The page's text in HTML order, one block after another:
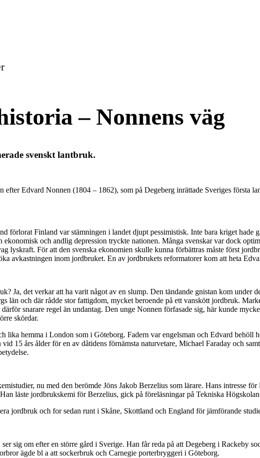
– Nonnens väg
svenskt lantbruk.
Edvard Nonnen (1804 – 1862), som på Degeberg inrättade Sveriges första
förlorat Finland var stämningen i landet djupt pessimistisk. Inte bara kriget hade
och andlig depression tryckte nationen. Många svenskar var dock
lyskraft. För att den svenska ekonomien skulle kunna förbättras måste först
avkastningen inom jordbruket. En av jordbrukets reformatorer kom att heta
Ja, det verkar att ha varit något av en slump. Den tändande gnistan kom under
län och där rådde stor fattigdom, mycket beroende på ett vanskött jordbruk.
snarare regel än undantag. Den unge Nonnen förfasade sig, här kunde
skördar.
lika hemma i London som i Göteborg. Fadern var engelsman och Edvard behöll
15 års ålder för en av dåtidens förnämsta naturvetare, Michael Faraday och
nu med den berömde Jöns Jakob Berzelius som lärare. Hans intresse
läste jordbrukskemi för Berzelius, gick på föreläsningar på Tekniska
jordbruk och for sedan runt i Skåne, Skottland och England för jämförande
sig om efter en större gård i Sverige. Han får reda på att Degeberg i Rackeby
ägde bl a att sockerbruk och Carnegie porterbryggeri i Göteborg.